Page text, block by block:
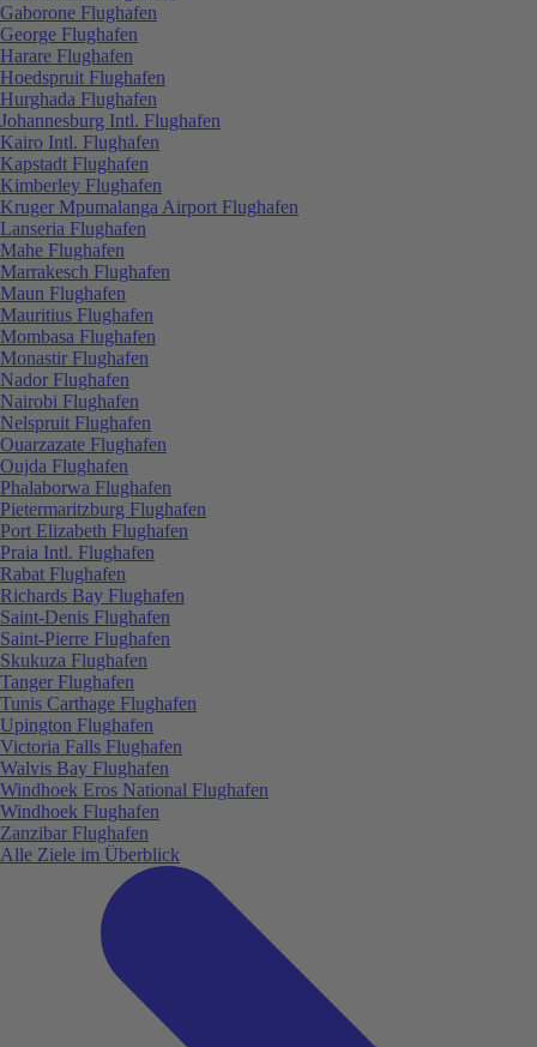
Gaborone Flughafen
George Flughafen
Harare Flughafen
Hoedspruit Flughafen
Hurghada Flughafen
Johannesburg Intl. Flughafen
Kairo Intl. Flughafen
Kapstadt Flughafen
Kimberley Flughafen
Kruger Mpumalanga Airport Flughafen
Lanseria Flughafen
Mahe Flughafen
Marrakesch Flughafen
Maun Flughafen
Mauritius Flughafen
Mombasa Flughafen
Monastir Flughafen
Nador Flughafen
Nairobi Flughafen
Nelspruit Flughafen
Ouarzazate Flughafen
Oujda Flughafen
Phalaborwa Flughafen
Pietermaritzburg Flughafen
Port Elizabeth Flughafen
Praia Intl. Flughafen
Rabat Flughafen
Richards Bay Flughafen
Saint-Denis Flughafen
Saint-Pierre Flughafen
Skukuza Flughafen
Tanger Flughafen
Tunis Carthage Flughafen
Upington Flughafen
Victoria Falls Flughafen
Walvis Bay Flughafen
Windhoek Eros National Flughafen
Windhoek Flughafen
Zanzibar Flughafen
Alle Ziele im Überblick